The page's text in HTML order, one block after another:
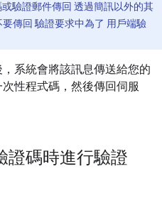
驗證郵件傳回 透過簡訊以外的其
傳回 驗證要求中為了 用戶端驗
系統會將該訊息傳送給您的
性程式碼，然後傳回伺服
證碼時進行驗證